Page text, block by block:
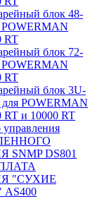
блок 48-
POWERMAN
RT
блок 72-
POWERMAN
RT
блок 3U-
POWERMAN
и 10000 RT
DS801
"СУХИЕ